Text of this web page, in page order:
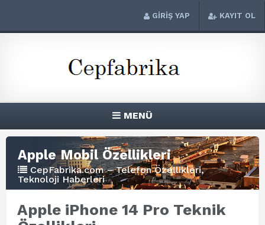
GİRİŞ YAP KAYIT OL
MENÜ
Apple Mobil Özellikleri
CepFabrika.com – Telefon Özellikleri,
Teknoloji Haberleri
Apple iPhone 14 Pro Teknik